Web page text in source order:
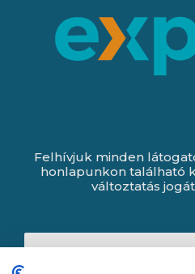
Felhívjuk minden
honlapunkon található
változtatás